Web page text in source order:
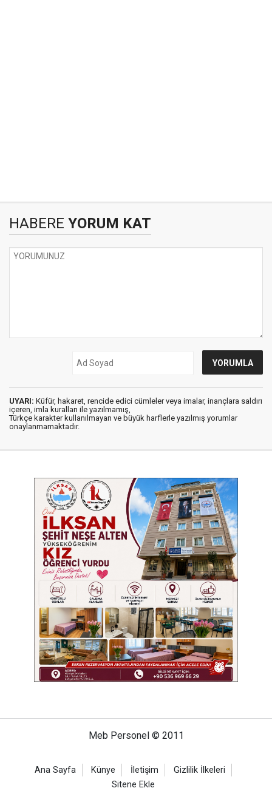
HABERE YORUM KAT
UYARI: Küfür, hakaret, rencide edici cümleler veya imalar, inançlara saldırı
içeren, imla kuralları ile yazılmamış,
Türkçe karakter kullanılmayan ve büyük harflerle yazılmış yorumlar
onaylanmamaktadır.
Meb Personel © 2011
Ana Sayfa Künye İletişim
Gizlilik İlkeleri
Sitene Ekle